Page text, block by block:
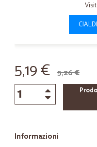
5,19 € 5,26 €
Informazioni